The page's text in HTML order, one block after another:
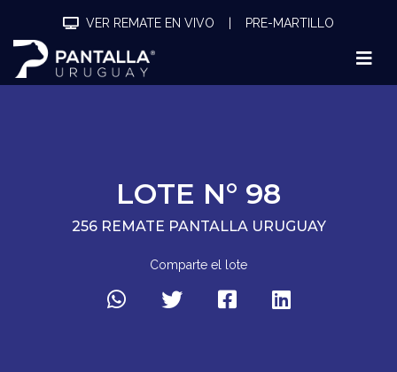
VER REMATE EN VIVO PRE-MARTILLO
LOTE N° 98
256 REMATE PANTALLA URUGUAY
Comparte el lote